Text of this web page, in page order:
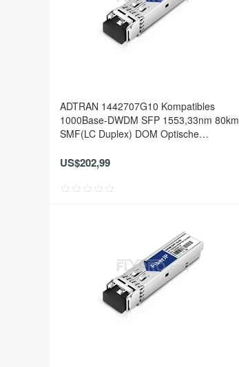
ADTRAN 1442707G10 Kompatibles
1000Base-DWDM SFP 1553,33nm 80km
SMF(LC Duplex) DOM Optische
US$202,99